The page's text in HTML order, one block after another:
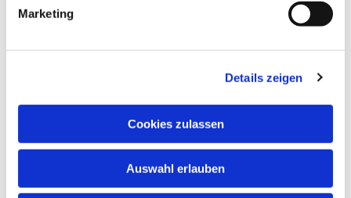
Marketing
Details zeigen
Cookies zulassen
Auswahl erlauben